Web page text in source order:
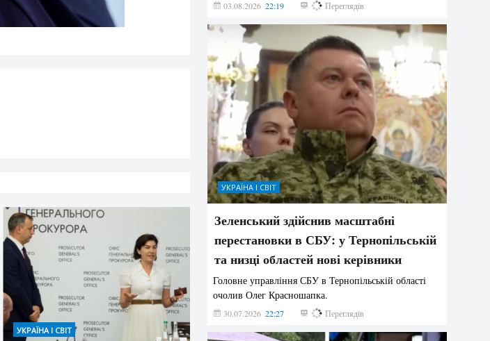
УКРАЇНА І СВІТ
03.08.2026 22:19 846 Переглядів
УКРАЇНА І СВІТ
Зеленський здійснив масштабні
перестановки в СБУ: у Тернопільській
та низці областей нові керівники
Головне управління СБУ в Тернопільській області
очолив Олег Красношапка.
30.07.2026 22:27 635 Переглядів